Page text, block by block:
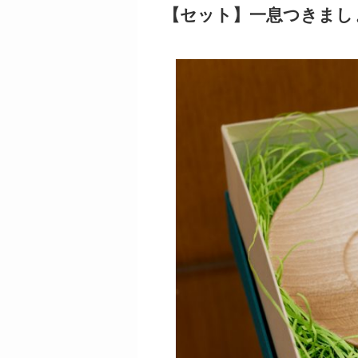
【セット】一息つきま